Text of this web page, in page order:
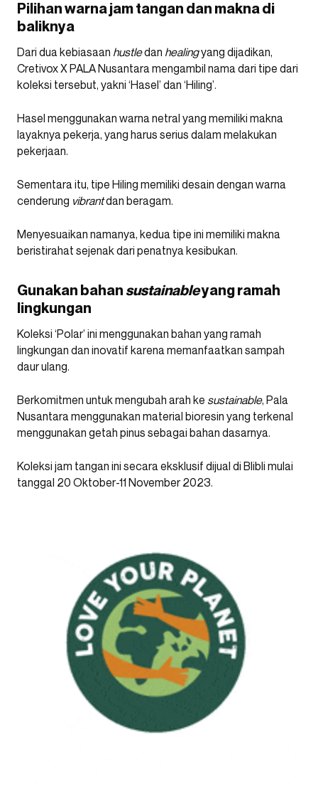
Pilihan warna jam tangan dan makna di
baliknya
Dari dua kebiasaan hustledan healingyang dijadikan,
Cretivox X PALA Nusantara mengambil nama dari tipe dari
koleksi tersebut, yakni ‘Hasel’ dan ‘Hiling’.
Hasel menggunakan warna netral yang memiliki makna
layaknya pekerja, yang harus serius dalam melakukan
pekerjaan.
Sementara itu, tipe Hiling memiliki desain dengan warna
cenderung vibrantdan beragam.
Menyesuaikan namanya, kedua tipe ini memiliki makna
beristirahat sejenak dari penatnya kesibukan.
Gunakan bahan sustainableyang ramah
lingkungan
Koleksi ‘Polar’ ini menggunakan bahan yang ramah
lingkungan dan inovatif karena memanfaatkan sampah
daur ulang.
Berkomitmen untuk mengubah arah ke sustainable, Pala
Nusantara menggunakan material bioresin yang terkenal
menggunakan getah pinus sebagai bahan dasarnya.
Koleksi jam tangan ini secara eksklusif dijual di Blibli mulai
tanggal 20 Oktober-11 November 2023.